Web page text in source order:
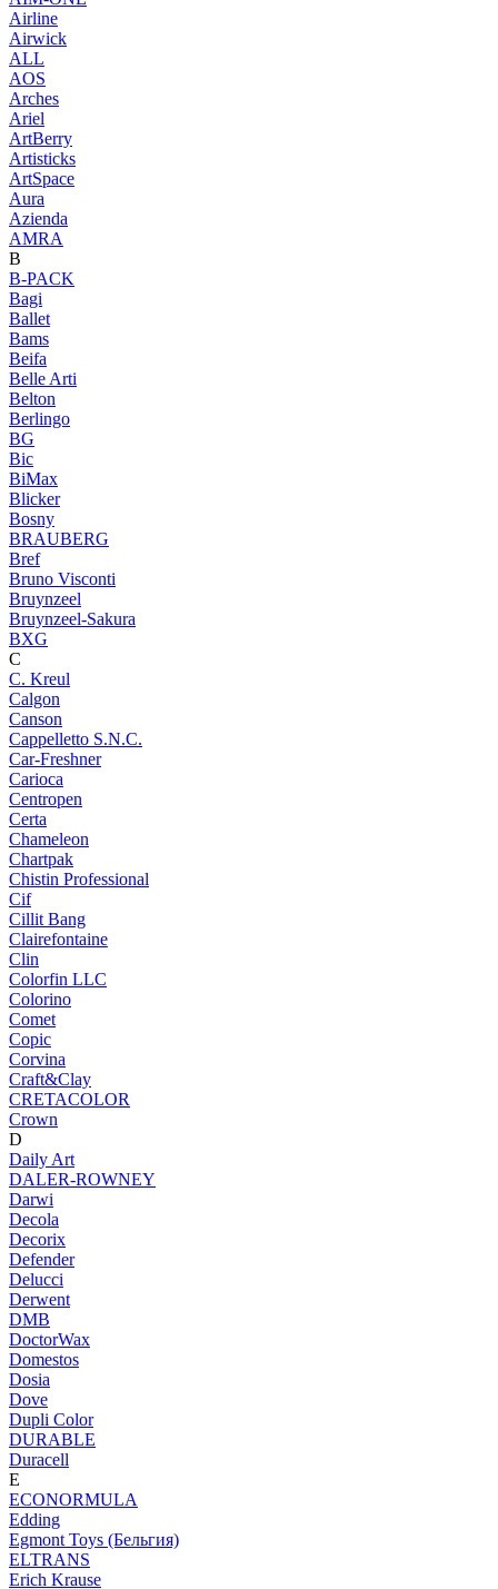
Airline
Airwick
ALL
AOS
Arches
Ariel
ArtBerry
Artisticks
ArtSpace
Aura
Azienda
AМRA
B
B-PACK
Bagi
Ballet
Bams
Beifa
Belle Arti
Belton
Berlingo
BG
Bic
BiMax
Blicker
Bosny
BRAUBERG
Bref
Bruno Visconti
Bruynzeel
Bruynzeel-Sakura
BXG
C
C. Kreul
Calgon
Canson
Cappelletto S.N.C.
Car-Freshner
Carioca
Centropen
Certa
Chameleon
Chartpak
Chistin Professional
Cif
Cillit Bang
Clairefontaine
Clin
Colorfin LLC
Colorino
Comet
Copic
Corvina
Craft&Clay
CRETACOLOR
Crown
D
Daily Art
DALER-ROWNEY
Darwi
Decola
Decorix
Defender
Delucci
Derwent
DMB
DoctorWax
Domestos
Dosia
Dove
Dupli Color
DURABLE
Duracell
E
ECONORMULA
Edding
Egmont Toys (Бельгия)
ELTRANS
Erich Krause